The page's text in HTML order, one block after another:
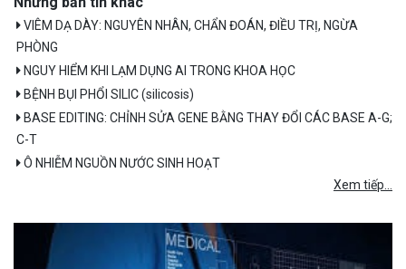
VIÊM DẠ DÀY: NGUYÊN NHÂN, CHẨN ĐOÁN, ĐIỀU TRỊ, NGỪA
PHÒNG
NGUY HIỂM KHI LẠM DỤNG AI TRONG KHOA HỌC
BỆNH BỤI PHỔI SILIC (silicosis)
BASE EDITING: CHỈNH SỬA GENE BẰNG THAY ĐỔI CÁC BASE A-G;
C-T
Ô NHIỄM NGUỒN NƯỚC SINH HOẠT
Xem tiếp...